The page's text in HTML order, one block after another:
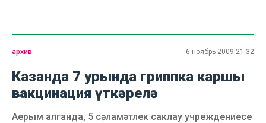
архив 6 ноябрь 2009 21:32
Казанда 7 урында гриппка каршы
вакцинация үткәрелә
Аерым алганда, 5 сәламәтлек саклау учреждениесе